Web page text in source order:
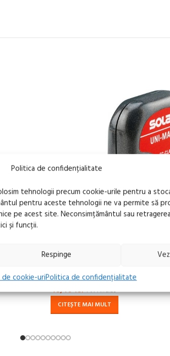
Politica de confidențialitate
tehnologii precum cookie-urile pentru a
pentru aceste tehnologii ne va permite să
pe acest site. Neconsimțământul sau
și funcții.
Respinge
de cookie-uriPolitica de confidențialitate
STOC
48,40leiTVA inclus
CITEȘTE MAI MULT